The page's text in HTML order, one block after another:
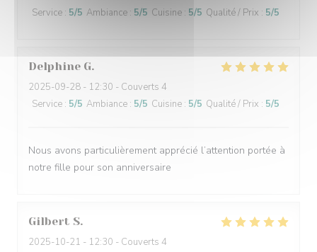
Service : 5/5 Ambiance : 5/5 Cuisine : 5/5 Qualité / Prix : 5/5
Delphine G
2025-09-28 - 12:30 - Couverts 4
Service : 5/5 Ambiance : 5/5 Cuisine : 5/5 Qualité / Prix : 5/5
Nous avons particulièrement apprécié l’attention portée à
notre fille pour son anniversaire
Gilbert S
2025-10-21 - 12:30 - Couverts 4